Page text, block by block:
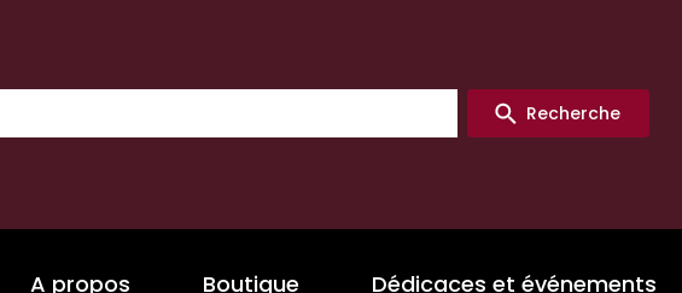
Recherche
A propos Boutique Dédicaces et événements